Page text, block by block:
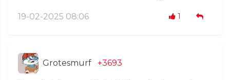
19-02-2025 08:06 1
Grotesmurf +3693